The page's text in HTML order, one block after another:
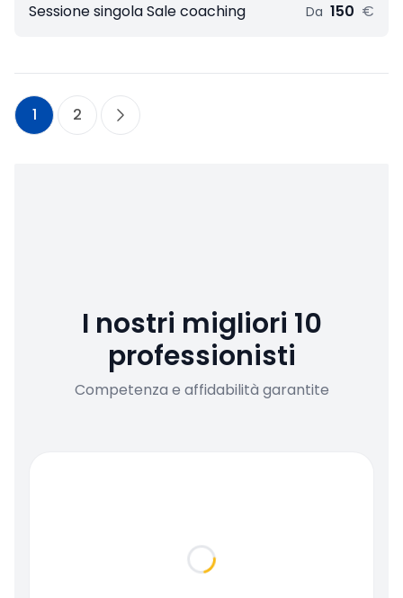
Sessione singola Sale coaching Da 150 €
1 2
I nostri migliori 10
professionisti
Competenza e affidabilità garantite
Loading...